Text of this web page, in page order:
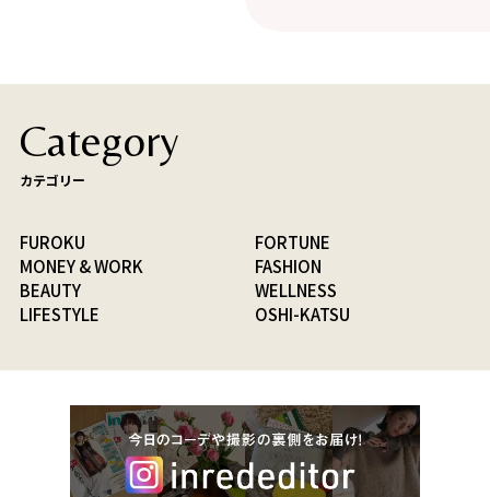
Category
カテゴリー
FUROKU
FORTUNE
MONEY & WORK
FASHION
BEAUTY
WELLNESS
LIFESTYLE
OSHI-KATSU